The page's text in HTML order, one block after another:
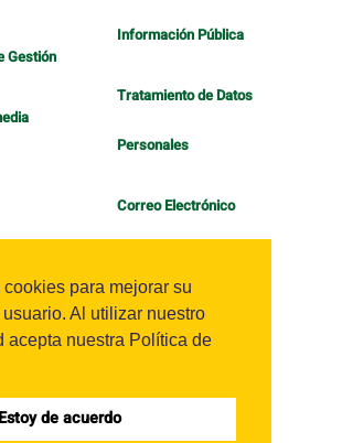
cookies para mejorar su
Al utilizar nuestro
acepta nuestra Política de
Estoy de acuerdo
Gestión
Información Pública
Tratamiento de Datos
Personales
Correo Electrónico